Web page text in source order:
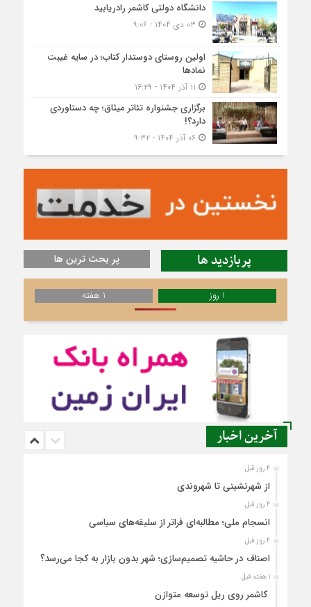
دانشگاه دولتی کاشمر‌ رادریابید
اولین روستای دوستدار کتاب؛ در سایه غیبت
نمادها
برگزاری جشنواره تئاتر میثاق؛ چه دستاوردی
دارد؟!
۰۶ آذر ۱۴۰۴ - ۹:۳۲
پربازدید ها پر بحث ترین ها
1 روز 1 هفته
آخرین اخبار
4 روز قبل
از شهرنشینی تا شهروندی
4 روز قبل
انسجام ملی؛ مطالبه‌ای فراتر از سلیقه‌های سیاسی
4 روز قبل
اصناف در حاشیه تصمیم‌سازی؛ شهر بدون بازار به کجا می‌رسد؟
1 هفته قبل
کاشمر روی ریل توسعه متوازن